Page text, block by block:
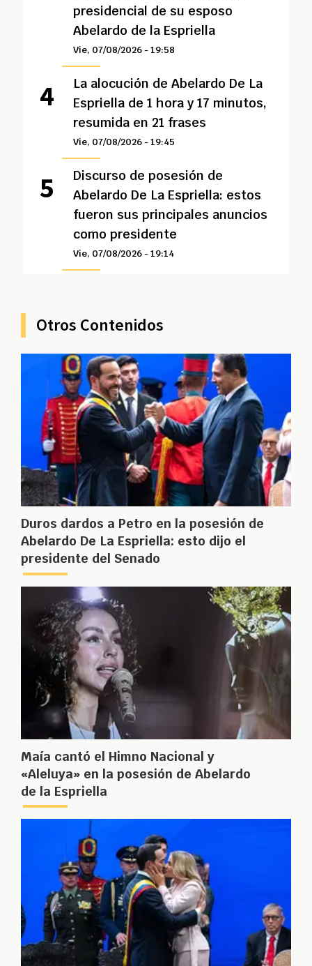
presidencial de su esposo
Abelardo de la Espriella
Vie, 07/08/2026 - 19:58
La alocución de Abelardo De La
Espriella de 1 hora y 17 minutos,
resumida en 21 frases
Vie, 07/08/2026 - 19:45
Discurso de posesión de
Abelardo De La Espriella: estos
fueron sus principales anuncios
como presidente
Vie, 07/08/2026 - 19:14
Otros Contenidos
Duros dardos a Petro en la posesión de
Abelardo De La Espriella: esto dijo el
presidente del Senado
Maía cantó el Himno Nacional y
«Aleluya» en la posesión de Abelardo
de la Espriella